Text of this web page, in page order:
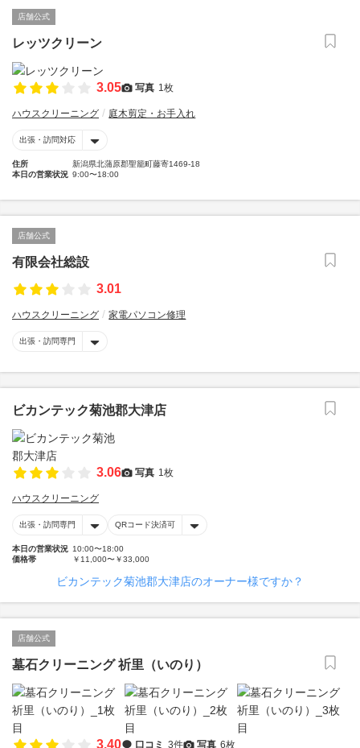
店舗公式
レッツクリーン
3.05 写真 1枚
ハウスクリーニング 庭木剪定・お手入れ
出張・訪問対応
住所
新潟県北蒲原郡聖籠町藤寄1469-18
本日の営業状況 9:00〜18:00
店舗公式
有限会社総設
3.01
ハウスクリーニング 家電パソコン修理
出張・訪問専門
ビカンテック菊池郡大津店
3.06 写真 1枚
ハウスクリーニング
出張・訪問専門 QRコード決済可
本日の営業状況 10:00〜18:00
価格帯
￥11,000〜￥33,000
ビカンテック菊池郡大津店のオーナー様ですか？
店舗公式
墓石クリーニング 祈里（いのり）
3.40 口コミ 3件 写真 6枚